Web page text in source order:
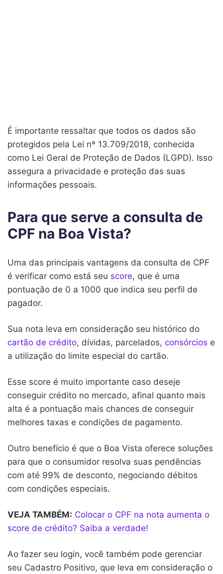
É importante ressaltar que todos os dados são
protegidos pela Lei nº 13.709/2018, conhecida
como Lei Geral de Proteção de Dados (LGPD). Isso
assegura a privacidade e proteção das suas
informações pessoais.
Para que serve a consulta de
CPF na Boa Vista?
Uma das principais vantagens da consulta de CPF
é verificar como está seu score, que é uma
pontuação de 0 a 1000 que indica seu perfil de
pagador.
Sua nota leva em consideração seu histórico do
cartão de crédito, dívidas, parcelados, consórcios e
a utilização do limite especial do cartão.
Esse score é muito importante caso deseje
conseguir crédito no mercado, afinal quanto mais
alta é a pontuação mais chances de conseguir
melhores taxas e condições de pagamento.
Outro benefício é que o Boa Vista oferece soluções
para que o consumidor resolva suas pendências
com até 99% de desconto, negociando débitos
com condições especiais.
VEJA TAMBÉM: Colocar o CPF na nota aumenta o
score de crédito? Saiba a verdade!
Ao fazer seu login, você também pode gerenciar
seu Cadastro Positivo, que leva em consideração o